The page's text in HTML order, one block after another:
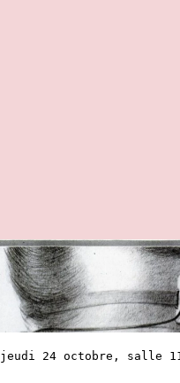
jeudi 24 octobre, salle